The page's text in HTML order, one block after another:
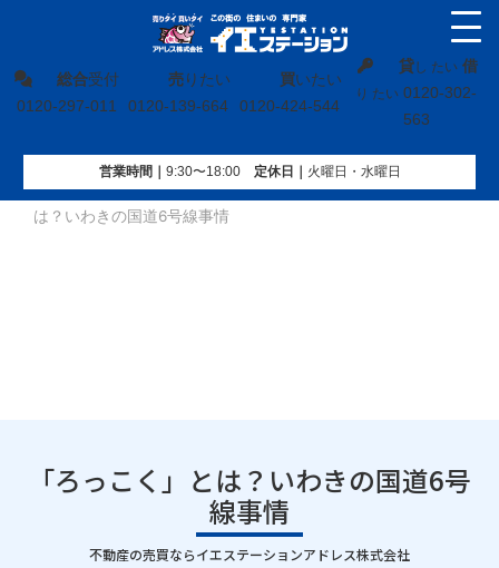
総合受付
0120-297-011
売りたい
0120-139-664
買いたい
0120-424-544
貸し たい 借
り たい 0120-302-
563
営業時間｜ 9:30〜18:00定休⽇｜ 火曜⽇・水曜⽇
イエステーション»地域ブログ»福島県»「ろっこく」と
は？いわきの国道6号線事情
「ろっこく」とは？いわきの国道6号
線事情
｜
不動産の売買ならイエステーションアドレス株式会社